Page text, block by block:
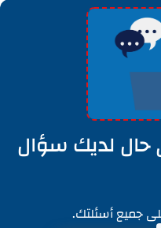
حال لديك سؤال
جميع أسئلتك.